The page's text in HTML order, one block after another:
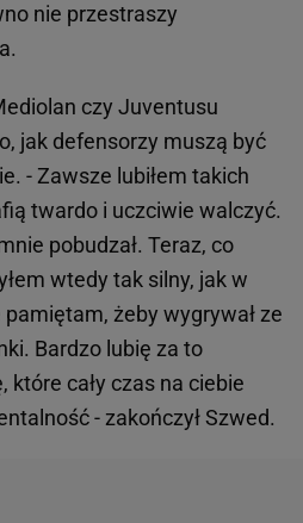
nie przestraszy
czy Juventusu
jak defensorzy muszą być
- Zawsze lubiłem takich
twardo i uczciwie walczyć.
pobudzał. Teraz, co
wtedy tak silny, jak w
żeby wygrywał ze
Bardzo lubię za to
które cały czas na ciebie
- zakończył Szwed.